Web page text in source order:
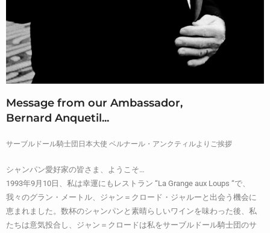
Message from our Ambassador,
Bernard Anquetil...
サーブルドール騎士団日本大使 ベルナール・アンクティルよりご挨拶
シャンパン愛好家の皆さま、ようこそ…
1993年9月10日、私は幸運にもレストラン “La Grange aux Loups “で、
我々のグラン・メートル、ジャン＝クロード・ジャルーと出会う機会に
恵まれました。数杯のシャンパンと素晴らしいワインを味わった後、私
たちは意気投合し、ジャン＝クロードは私をサーブルドール騎士団のサ